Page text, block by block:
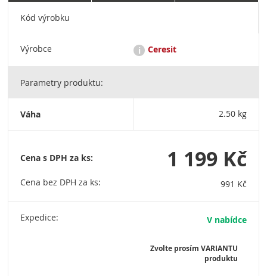
Kód výrobku
Výrobce i Ceresit
Ceresit je renomovaná značka stavební chemie, která nabízí
svou kvalitu a inovativní řešení ve stavebnictví. HENKEL ČR,
Parametry produktu:
Váha 2.50 kg
Cena s DPH za ks:
Cena bez DPH za ks:
1 199 Kč
991 Kč
Expedice: V nabídce
Zvolte prosím VARIANTU
produktu